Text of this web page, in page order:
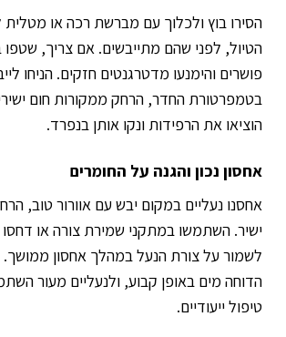
הסירו בוץ ולכלוך עם מברשת רכה או מטלית
הטיול, לפני שהם מתייבשים. אם צריך, שטפו
פושרים והימנעו מדטרגנטים חזקים. הניחו
בטמפרטורת החדר, הרחק ממקורות חום
הוציאו את הרפידות ונקו אותן בנפרד.
אחסון נכון והגנה על החומרים
אחסנו נעליים במקום יבש עם אוורור טוב,
ישיר. השתמשו במתקני שמירת צורה או דחסו
לשמור על צורת הנעל במהלך אחסון ממושך.
הדוחה מים באופן קבוע, ולנעליים מעור
טיפול ייעודיים.